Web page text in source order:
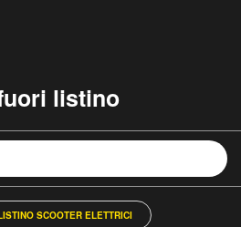
listino
SCOOTER ELETTRICI